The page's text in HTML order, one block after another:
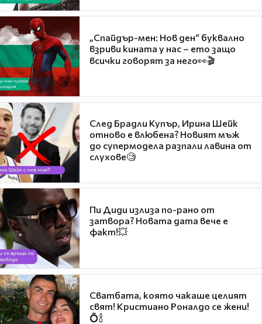
„Спайдър-мен: Нов ден“ буквално
взриви кината у нас – ето защо
всички говорят за него👀🎬
След Брадли Купър, Ирина Шейк
отново е влюбена? Новият мъж
до супермодела разпали лавина от
слухове🧐
Пи Диди излиза по-рано от
затвора? Новата дата вече е
факт!💥
Сватбата, която чакаше целият
свят! Кристиано Роналдо се жени!
💍🍾